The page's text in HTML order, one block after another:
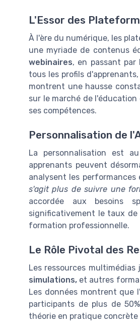
L'Essor des
À l'ère du numérique, les
une myriade de contenus
webinaires, en passant par
tous les profils
montrent une hausse
sur le marché de
ses compétences.
Personnalisation de
La personnalisation est
apprenants peuvent
analysent les
s'agit plus de suivre une
accordée aux besoins
significativement le taux
formation professionnelle.
Le Rôle Pivotal des
Les ressources
simulations, et autres
Les données montrent que
participants de plus de
théorie en pratique concrète